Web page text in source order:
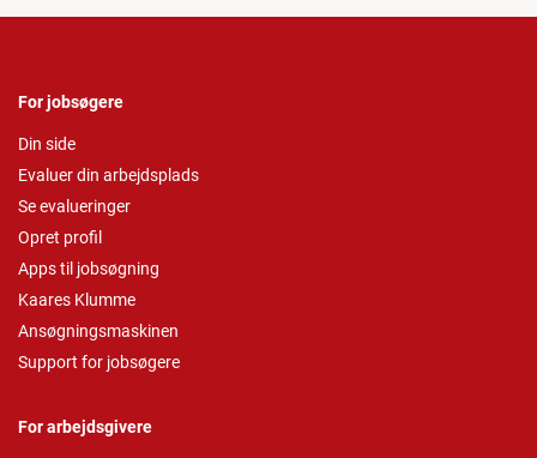
For jobsøgere
Din side
Evaluer din arbejdsplads
Se evalueringer
Opret profil
Apps til jobsøgning
Kaares Klumme
Ansøgningsmaskinen
Support for jobsøgere
For arbejdsgivere